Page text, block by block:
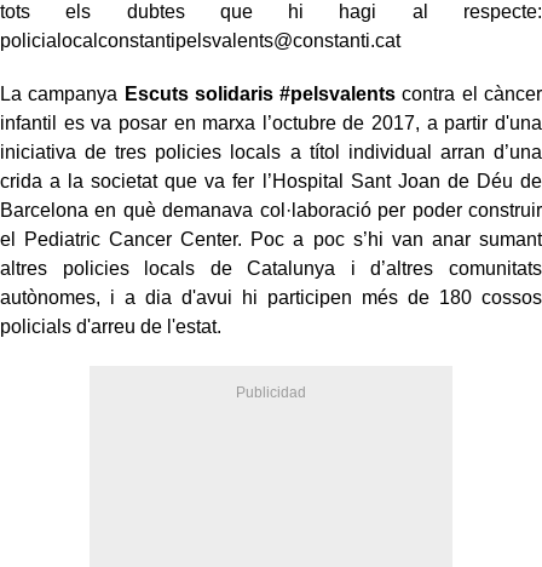
tots els dubtes que hi hagi al respecte:
policialocalconstantipelsvalents@constanti.cat
La campanya Escuts solidaris #pelsvalents contra el càncer
infantil es va posar en marxa l’octubre de 2017, a partir d'una
iniciativa de tres policies locals a títol individual arran d’una
crida a la societat que va fer l’Hospital Sant Joan de Déu de
Barcelona en què demanava col·laboració per poder construir
el Pediatric Cancer Center. Poc a poc s’hi van anar sumant
altres policies locals de Catalunya i d’altres comunitats
autònomes, i a dia d'avui hi participen més de 180 cossos
policials d'arreu de l'estat.